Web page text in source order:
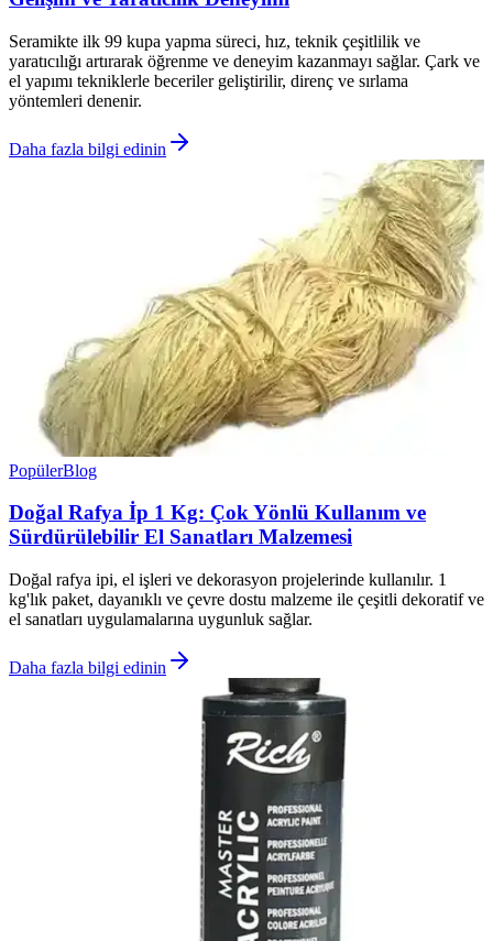
Seramikte ilk 99 kupa yapma süreci, hız, teknik çeşitlilik ve
yaratıcılığı artırarak öğrenme ve deneyim kazanmayı sağlar. Çark ve
el yapımı tekniklerle beceriler geliştirilir, direnç ve sırlama
yöntemleri denenir.
Daha fazla bilgi edinin
PopülerBlog
Doğal Rafya İp 1 Kg: Çok Yönlü Kullanım ve
Sürdürülebilir El Sanatları Malzemesi
Doğal rafya ipi, el işleri ve dekorasyon projelerinde kullanılır. 1
kg'lık paket, dayanıklı ve çevre dostu malzeme ile çeşitli dekoratif ve
el sanatları uygulamalarına uygunluk sağlar.
Daha fazla bilgi edinin